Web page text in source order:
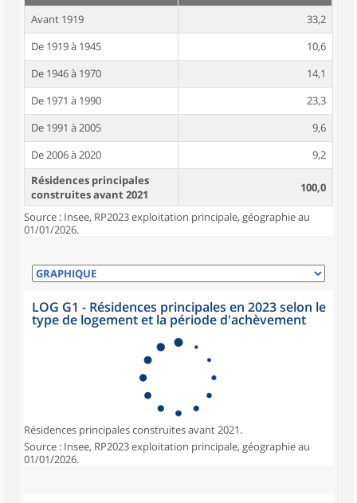
Avant 1919
33,2
De 1919 à 1945
10,6
De 1946 à 1970
14,1
De 1971 à 1990
23,3
De 1991 à 2005
9,6
De 2006 à 2020
9,2
Résidences principales
construites avant 2021
100,0
Source : Insee, RP2023 exploitation principale, géographie au
01/01/2026.
LOG G1 - Résidences principales en 2023 selon le
type de logement et la période d'achèvement
Résidences principales construites avant 2021.
Source : Insee, RP2023 exploitation principale, géographie au
01/01/2026.